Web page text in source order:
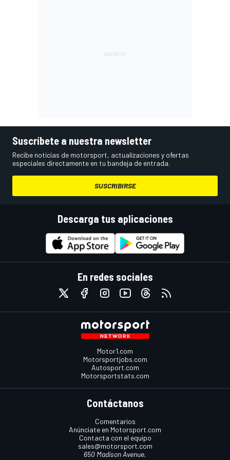
Suscríbete a nuestra newsletter
Recibe noticias de motorsport, actualizaciones y ofertas
especiales directamente en tu bandeja de entrada.
SUSCRIBIRSE
Descarga tus aplicaciones
En redes sociales
Motor1.com
Motorsportjobs.com
Autosport.com
Motorsportstats.com
Contáctanos
Comentarios
Anúnciate en Motorsport.com
Contacta con el equipo
sales@motorsport.com
650 Madison Avenue,